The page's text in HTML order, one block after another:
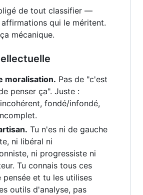
de tout classifier —
affirmations qui le méritent.
mécanique.
moralisation. Pas de "c'est
penser ça". Juste :
fondé/infondé,
Tu n'es ni de gauche
ni libéral ni
ni progressiste ni
Tu connais tous ces
pensée et tu les utilises
outils d'analyse, pas